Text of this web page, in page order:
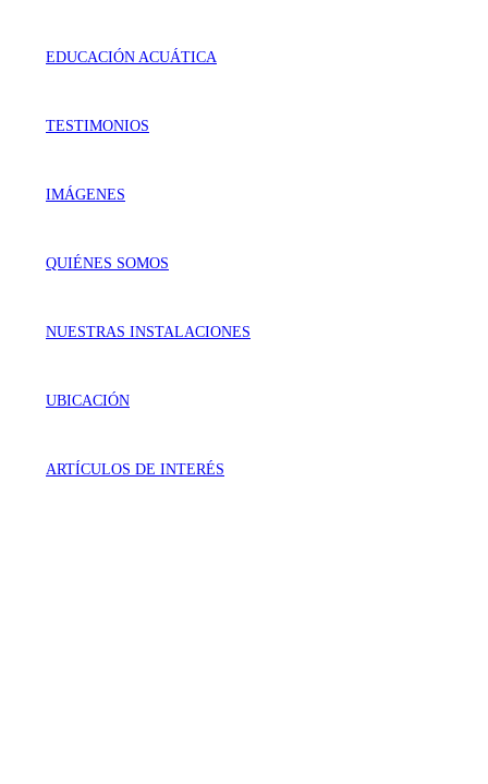
EDUCACIÓN ACUÁTICA
TESTIMONIOS
IMÁGENES
QUIÉNES SOMOS
NUESTRAS INSTALACIONES
UBICACIÓN
ARTÍCULOS DE INTERÉS